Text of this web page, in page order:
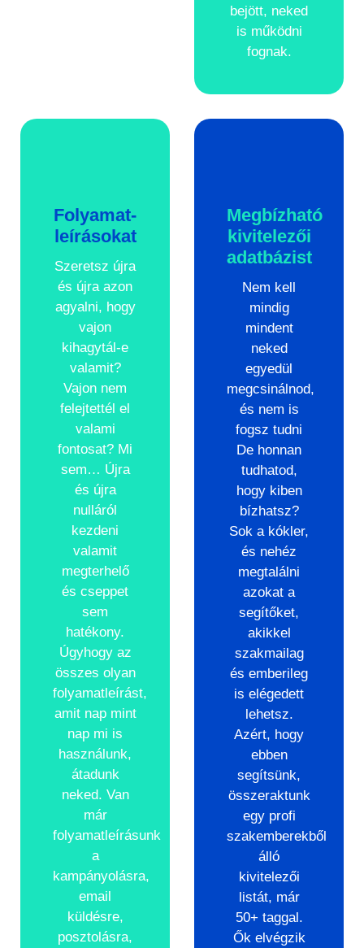
bejött, neked
is működni
fognak.
Folyamat­
leírásokat
Szeretsz újra
és újra azon
agyalni, hogy
vajon
kihagytál-e
valamit?
Vajon nem
felejtettél el
valami
fontosat? Mi
sem… Újra
és újra
nulláról
kezdeni
valamit
megterhelő
és cseppet
sem
hatékony.
Úgyhogy az
összes olyan
folyamatleírást,
amit nap mint
nap mi is
használunk,
átadunk
neked. Van
már
folyamatleírásunk
a
kampányolásra,
email
küldésre,
posztolásra,
Megbízható
kivitelezői
adatbázist
Nem kell
mindig
mindent
neked
egyedül
megcsinálnod,
és nem is
fogsz tudni
De honnan
tudhatod,
hogy kiben
bízhatsz?
Sok a kókler,
és nehéz
megtalálni
azokat a
segítőket,
akikkel
szakmailag
és emberileg
is elégedett
lehetsz.
Azért, hogy
ebben
segítsünk,
összeraktunk
egy profi
szakemberekből
álló
kivitelezői
listát, már
50+ taggal.
Ők elvégzik